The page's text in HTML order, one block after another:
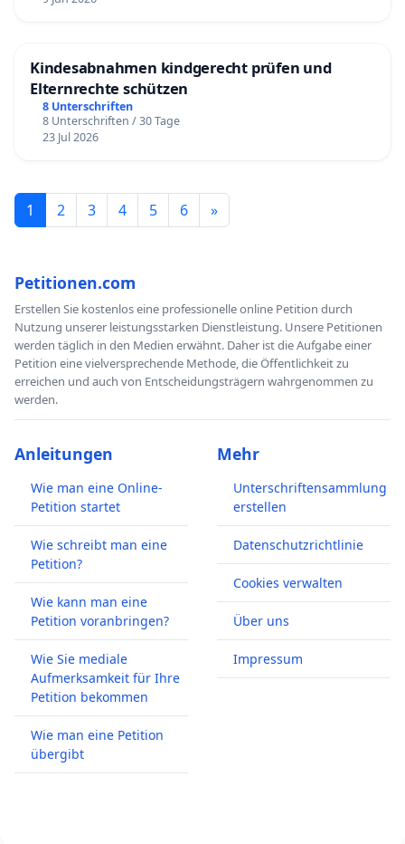
Kindesabnahmen kindgerecht prüfen und
Elternrechte schützen
8 Unterschriften
8 Unterschriften / 30 Tage
23 Jul 2026
1 2 3 4 5 6 »
Petitionen.com
Erstellen Sie kostenlos eine professionelle online Petition durch
Nutzung unserer leistungsstarken Dienstleistung. Unsere Petitionen
werden täglich in den Medien erwähnt. Daher ist die Aufgabe einer
Petition eine vielversprechende Methode, die Öffentlichkeit zu
erreichen und auch von Entscheidungsträgern wahrgenommen zu
werden.
Anleitungen
Wie man eine Online-
Petition startet
Wie schreibt man eine
Petition?
Wie kann man eine
Petition voranbringen?
Wie Sie mediale
Aufmerksamkeit für Ihre
Petition bekommen
Wie man eine Petition
übergibt
Mehr
Unterschriftensammlung
erstellen
Datenschutzrichtlinie
Cookies verwalten
Über uns
Impressum